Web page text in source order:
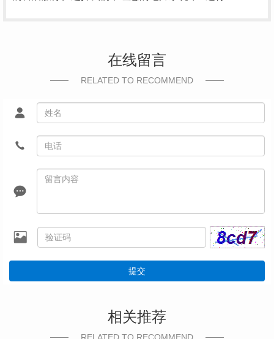
在线留言
RELATED TO RECOMMEND
提交
相关推荐